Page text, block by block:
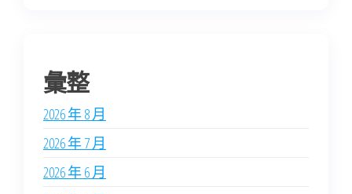
彙整
2026 年 8 月
2026 年 7 月
2026 年 6 月